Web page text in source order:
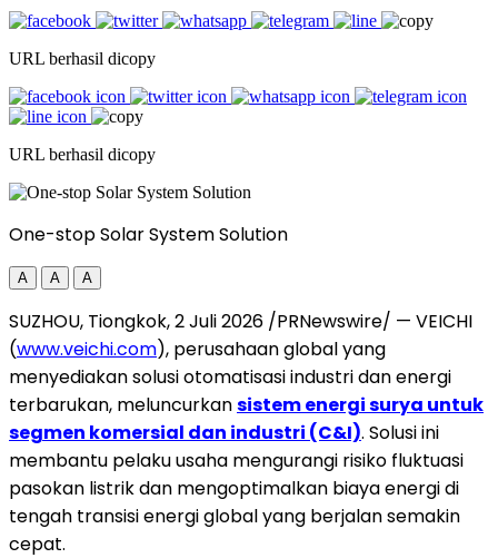
URL berhasil dicopy
URL berhasil dicopy
One-stop Solar System Solution
A A A
SUZHOU, Tiongkok, 2 Juli 2026 /PRNewswire/ — VEICHI
(www.veichi.com), perusahaan global yang
menyediakan solusi otomatisasi industri dan energi
terbarukan, meluncurkansistem energi surya untuk
segmen komersial dan industri (C&I). Solusi ini
membantu pelaku usaha mengurangi risiko fluktuasi
pasokan listrik dan mengoptimalkan biaya energi di
tengah transisi energi global yang berjalan semakin
cepat.